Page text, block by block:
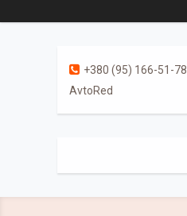
+380 (95) 166-51-78
AvtoRed